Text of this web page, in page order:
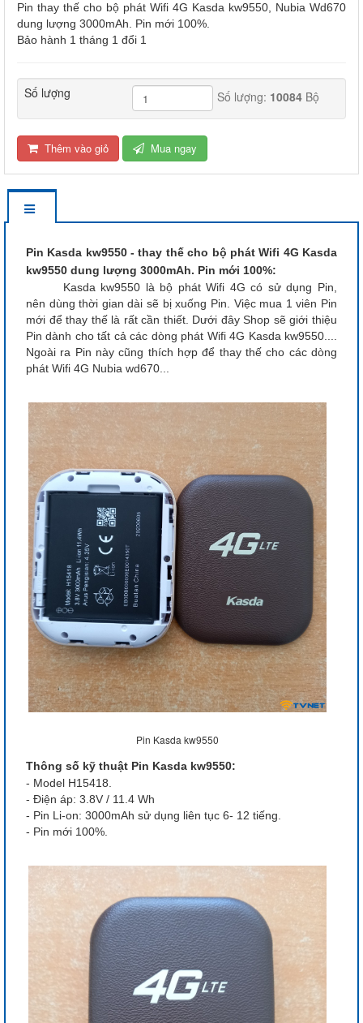
Pin thay thế cho bộ phát Wifi 4G Kasda kw9550, Nubia Wd670
dung lượng 3000mAh. Pin mới 100%.
Bảo hành 1 tháng 1 đổi 1
Số lượng Số lượng: 10084Bộ
Thêm vào giỏ Mua ngay
Pin Kasda kw9550 - thay thế cho bộ phát Wifi 4G Kasda
kw9550 dung lượng 3000mAh. Pin mới 100%:
Kasda kw9550 là bộ phát Wifi 4G có sử dụng Pin,
nên dùng thời gian dài sẽ bị xuống Pin. Việc mua 1 viên Pin
mới để thay thế là rất cần thiết. Dưới đây Shop sẽ giới thiệu
Pin dành cho tất cả các dòng phát Wifi 4G Kasda kw9550....
Ngoài ra Pin này cũng thích hợp để thay thế cho các dòng
phát Wifi 4G Nubia wd670...
Pin Kasda kw9550
Thông số kỹ thuật Pin Kasda kw9550:
- Model H15418.
- Điện áp: 3.8V / 11.4 Wh
- Pin Li-on: 3000mAh sử dụng liên tục 6- 12 tiếng.
- Pin mới 100%.